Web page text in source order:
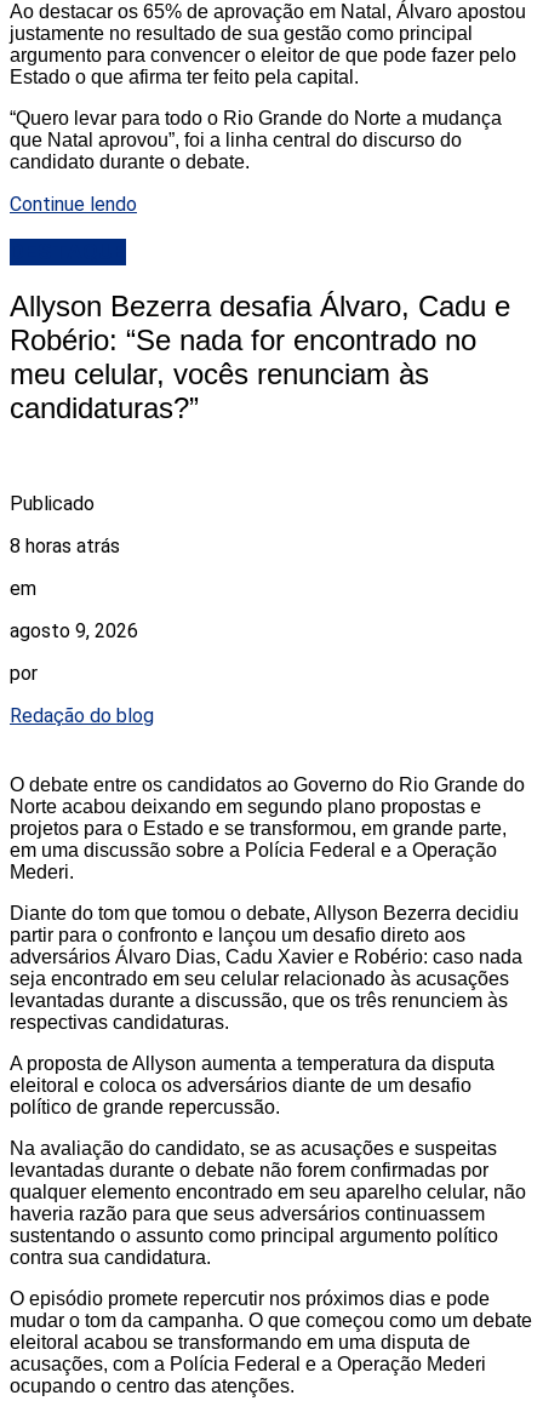
Ao destacar os 65% de aprovação em Natal, Álvaro apostou
justamente no resultado de sua gestão como principal
argumento para convencer o eleitor de que pode fazer pelo
Estado o que afirma ter feito pela capital.
“Quero levar para todo o Rio Grande do Norte a mudança
que Natal aprovou”, foi a linha central do discurso do
candidato durante o debate.
Continue lendo
Allyson Bezerra desafia Álvaro, Cadu e
Robério: “Se nada for encontrado no
meu celular, vocês renunciam às
candidaturas?”
Publicado
8 horas atrás
em
agosto 9, 2026
por
Redação do blog
O debate entre os candidatos ao Governo do Rio Grande do
Norte acabou deixando em segundo plano propostas e
projetos para o Estado e se transformou, em grande parte,
em uma discussão sobre a Polícia Federal e a Operação
Mederi.
Diante do tom que tomou o debate, Allyson Bezerra decidiu
partir para o confronto e lançou um desafio direto aos
adversários Álvaro Dias, Cadu Xavier e Robério: caso nada
seja encontrado em seu celular relacionado às acusações
levantadas durante a discussão, que os três renunciem às
respectivas candidaturas.
A proposta de Allyson aumenta a temperatura da disputa
eleitoral e coloca os adversários diante de um desafio
político de grande repercussão.
Na avaliação do candidato, se as acusações e suspeitas
levantadas durante o debate não forem confirmadas por
qualquer elemento encontrado em seu aparelho celular, não
haveria razão para que seus adversários continuassem
sustentando o assunto como principal argumento político
contra sua candidatura.
O episódio promete repercutir nos próximos dias e pode
mudar o tom da campanha. O que começou como um debate
eleitoral acabou se transformando em uma disputa de
acusações, com a Polícia Federal e a Operação Mederi
ocupando o centro das atenções.